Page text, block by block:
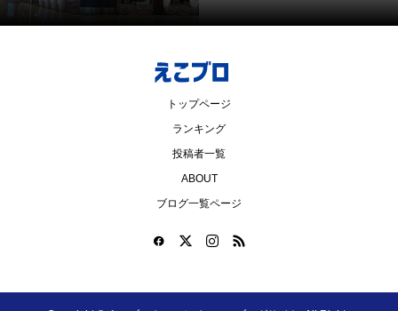
トップページ
ランキング
投稿者一覧
ABOUT
ブログ一覧ページ